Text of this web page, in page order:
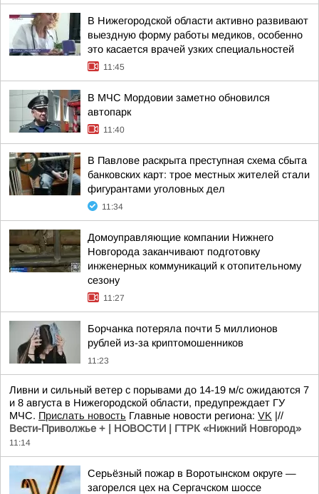
В Нижегородской области активно развивают
выездную форму работы медиков, особенно
это касается врачей узких специальностей
11:45
В МЧС Мордовии заметно обновился
автопарк
11:40
В Павлове раскрыта преступная схема сбыта
банковских карт: трое местных жителей стали
фигурантами уголовных дел
11:34
Домоуправляющие компании Нижнего
Новгорода заканчивают подготовку
инженерных коммуникаций к отопительному
сезону
11:27
Борчанка потеряла почти 5 миллионов
рублей из-за криптомошенников
11:23
Ливни и сильный ветер с порывами до 14-19 м/с ожидаются 7
и 8 августа в Нижегородской области, предупреждает ГУ
МЧС. Прислать новость Главные новости региона: VK |//
Вести-Приволжье + | НОВОСТИ | ГТРК «Нижний Новгород»
11:14
Серьёзный пожар в Воротынском округе —
загорелся цех на Сергачском шоссе